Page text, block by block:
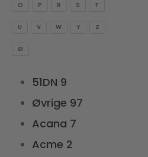
O P R S T
U V W Y Z
Ø
51DN 9
Øvrige 97
Acana 7
Acme 2